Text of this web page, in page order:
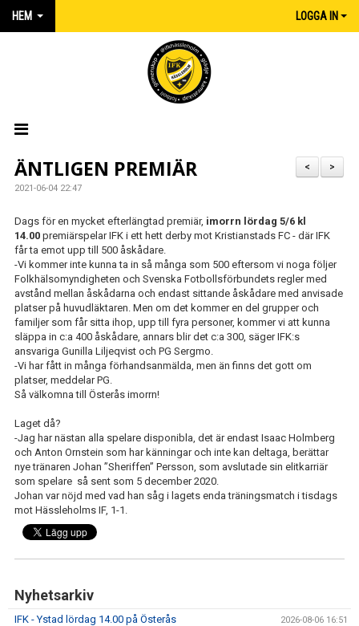
HEM LOGGA IN
HEM
MATCHER
KALENDER
IFK:AREN
KLUBBSHOP INTERSPORT
IFK GER TILLBAKA
IFK TIPSET 2026
VM-TIPSET 2026
>
<
ÄNTLIGEN PREMIÄR
2021-06-04 22:47
Dags för en mycket efterlängtad premiär, imorrn lördag 5/6 kl
14.00 premiärspelar IFK i ett hett derby mot Kristianstads FC - där IFK
får ta emot upp till 500 åskådare.
-Vi kommer inte kunna ta in så många som 500 eftersom vi noga följer
Folkhälsomyndigheten och Svenska Fotbollsförbundets regler med
avstånd mellan åskådarna och endast sittande åskådare med anvisade
platser på huvudläktaren. Men om det kommer en del grupper och
familjer som får sitta ihop, upp till fyra personer, kommer vi att kunna
släppa in c:a 400 åskådare, annars blir det c:a 300, säger IFK:s
ansvariga Gunilla Liljeqvist och PG Sergmo.
-Vi har fått in många förhandsanmälda, men än finns det gott om
platser, meddelar PG.
Så välkomna till Österås imorrn!
Laget då?
-Jag har nästan alla spelare disponibla, det är endast Isaac Holmberg
och Anton Ornstein som har känningar och inte kan deltaga, berättar
nye tränaren Johan ”Sheriffen” Persson, som avslutade sin elitkarriär
som spelare så sent som 5 december 2020.
Johan var nöjd med vad han såg i lagets enda träningsmatch i tisdags
mot Hässleholms IF, 1-1.
Nyhetsarkiv
IFK - Ystad lördag 14.00 på Österås 2026-08-06 16:51